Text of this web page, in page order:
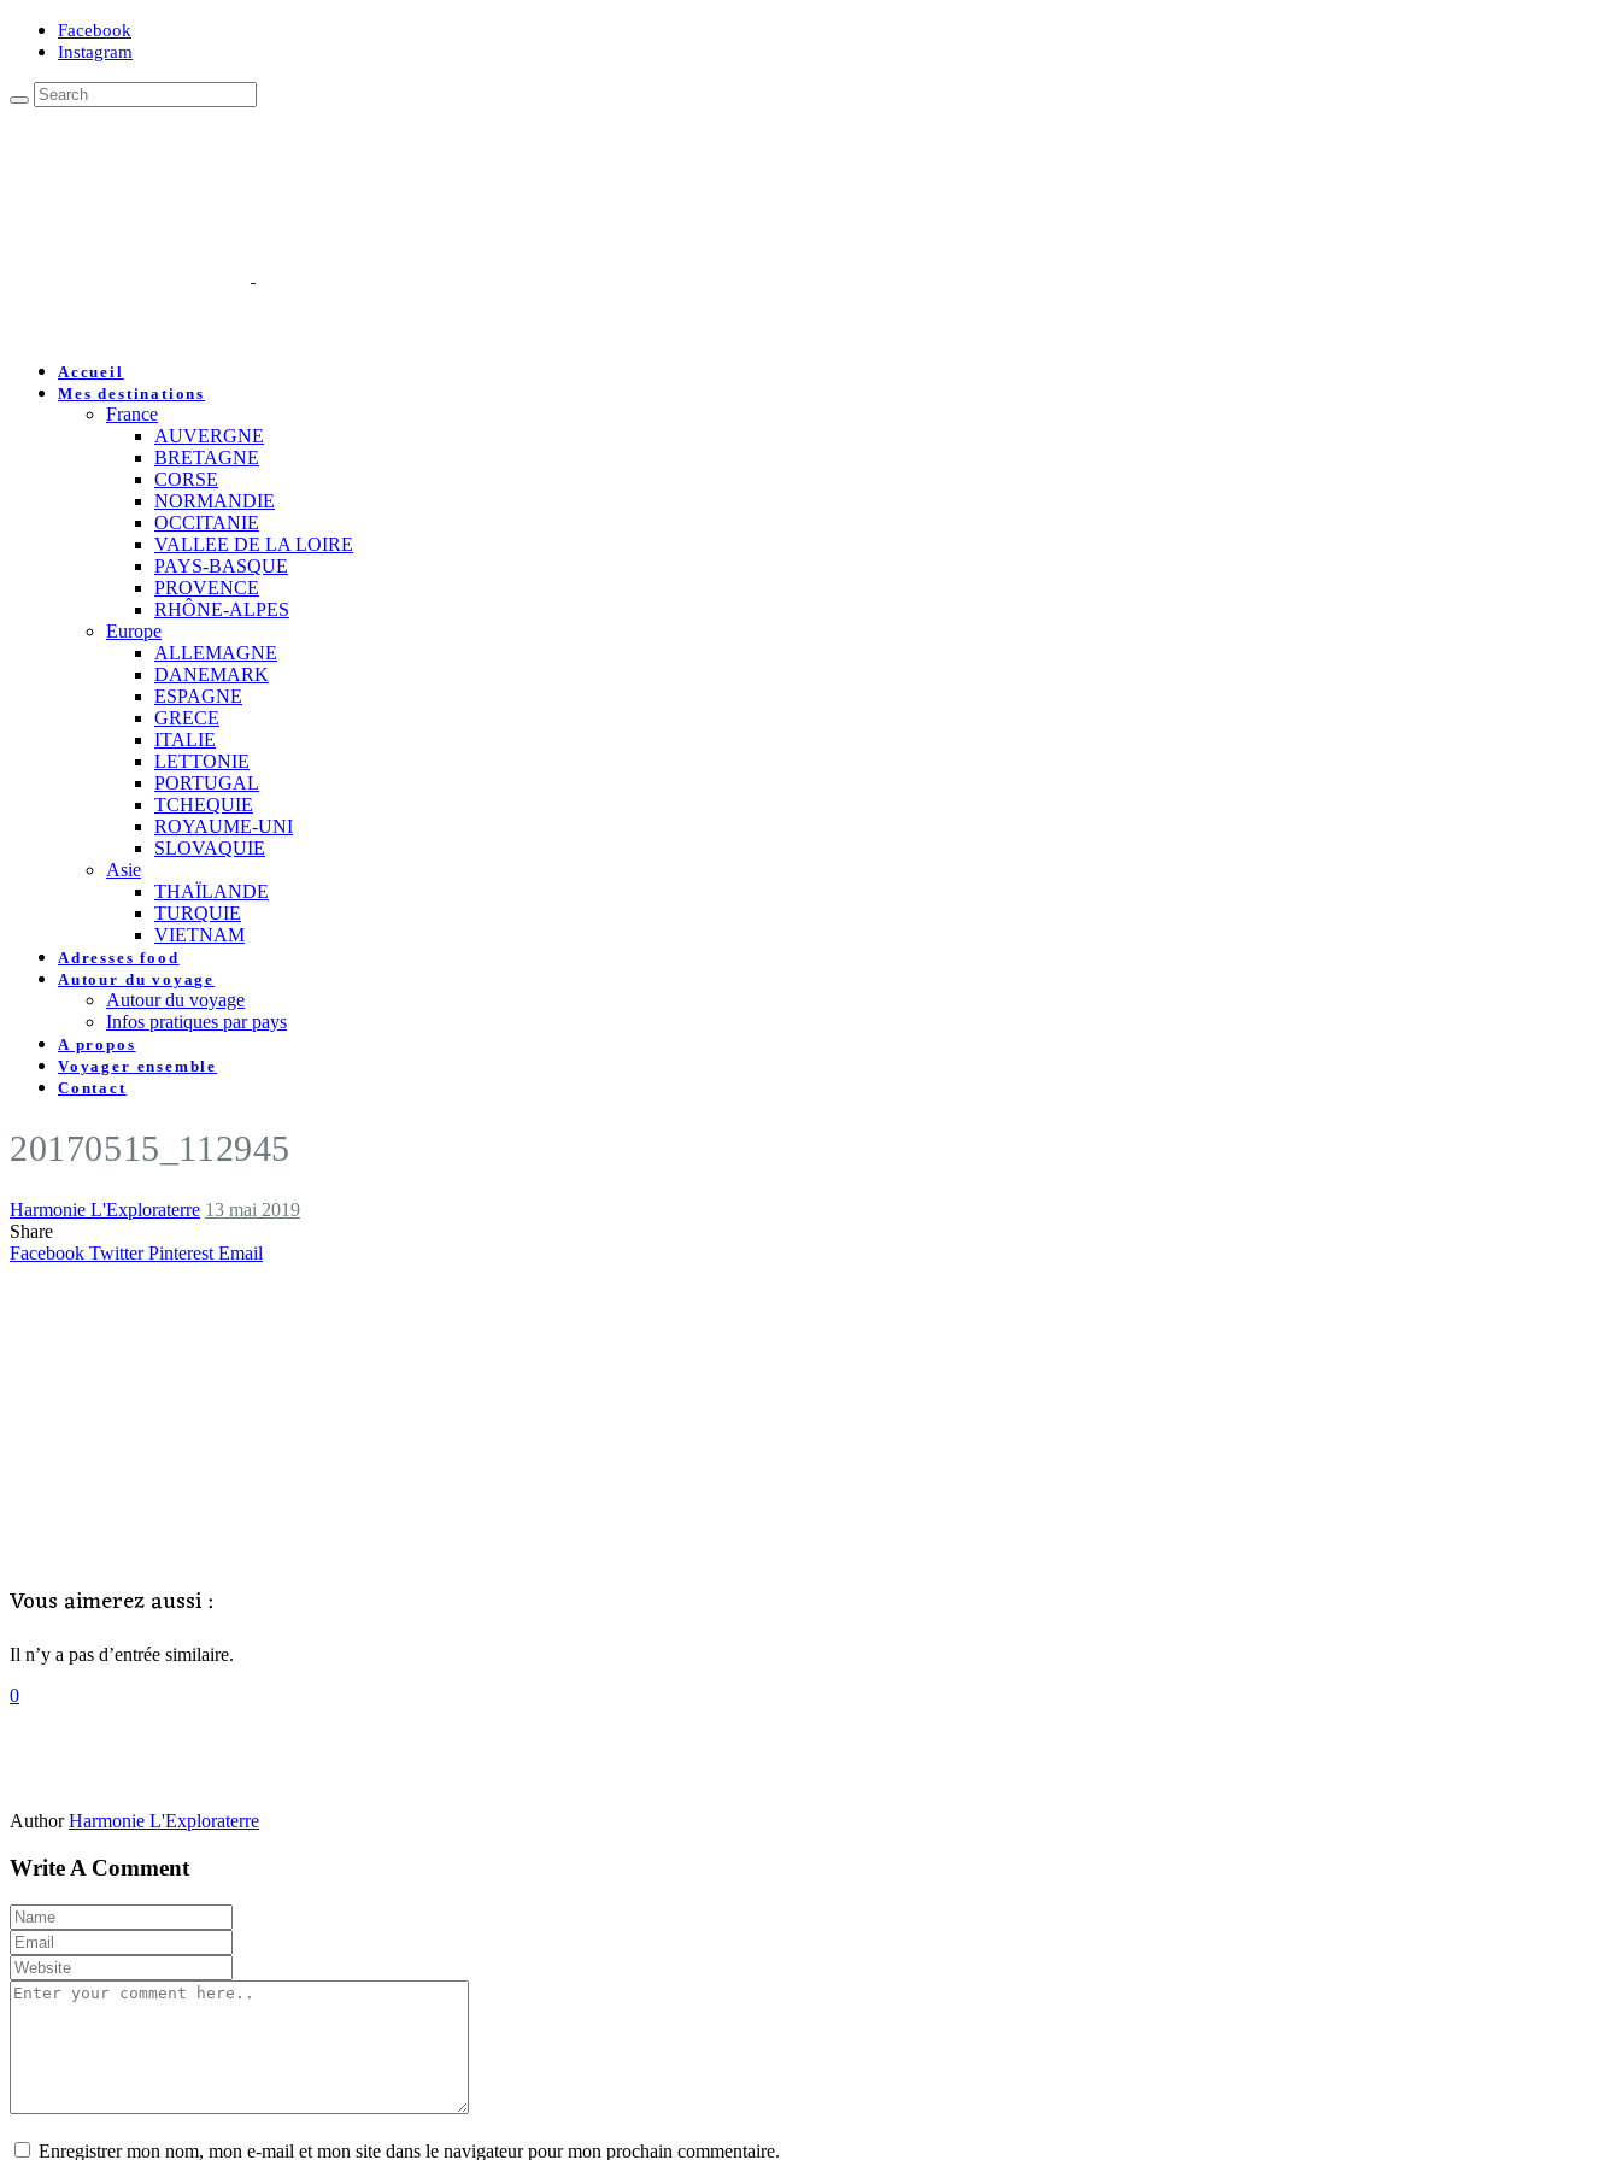
Facebook
Instagram
Accueil
Mes destinations
France
AUVERGNE
BRETAGNE
CORSE
NORMANDIE
OCCITANIE
VALLEE DE LA LOIRE
PAYS-BASQUE
PROVENCE
RHÔNE-ALPES
Europe
ALLEMAGNE
DANEMARK
ESPAGNE
GRECE
ITALIE
LETTONIE
PORTUGAL
TCHEQUIE
ROYAUME-UNI
SLOVAQUIE
Asie
THAÏLANDE
TURQUIE
VIETNAM
Adresses food
Autour du voyage
Autour du voyage
Infos pratiques par pays
A propos
Voyager ensemble
Contact
20170515_112945
Harmonie L'Exploraterre 13 mai 2019
Share
Facebook Twitter Pinterest Email
Vous aimerez aussi :
Il n’y a pas d’entrée similaire.
0
Author Harmonie L'Exploraterre
Write A Comment
Enregistrer mon nom, mon e-mail et mon site dans le navigateur pour mon prochain commentaire.